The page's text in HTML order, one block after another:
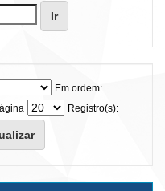
Em ordem:
Registro(s):